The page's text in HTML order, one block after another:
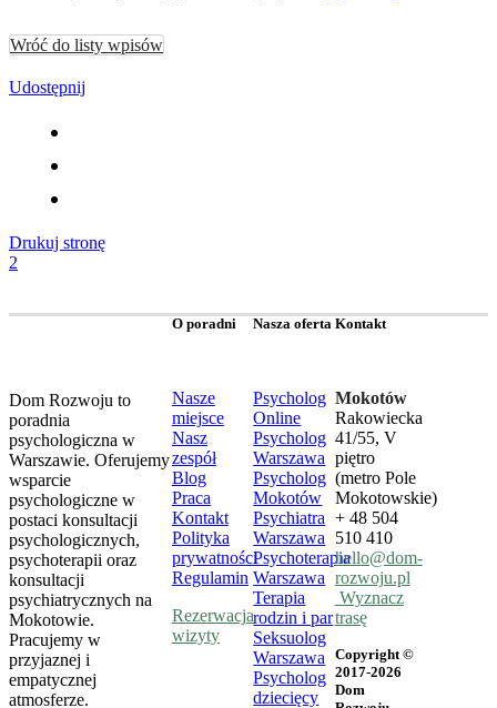
Wróć do listy wpisów
Udostępnij
Drukuj stronę
2
Dom Rozwoju to
poradnia
psychologiczna w
Warszawie. Oferujemy
wsparcie
psychologiczne w
postaci konsultacji
psychologicznych,
psychoterapii oraz
konsultacji
psychiatrycznych na
Mokotowie.
Pracujemy w
przyjaznej i
empatycznej
atmosferze.
O poradni
Nasze
miejsce
Nasz
zespół
Blog
Praca
Kontakt
Polityka
prywatności
Regulamin
Rezerwacja
wizyty
Nasza oferta
Psycholog
Online
Psycholog
Warszawa
Psycholog
Mokotów
Psychiatra
Warszawa
Psychoterapia
Warszawa
Terapia
rodzin i par
Seksuolog
Warszawa
Psycholog
dziecięcy
Kontakt
Mokotów
Rakowiecka
41/55, V
piętro
(metro Pole
Mokotowskie)
+ 48 504
510 410
hello@dom-
rozwoju.pl
Wyznacz
trasę
Copyright ©
2017-2026
Dom